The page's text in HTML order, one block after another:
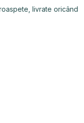
livrate oricând